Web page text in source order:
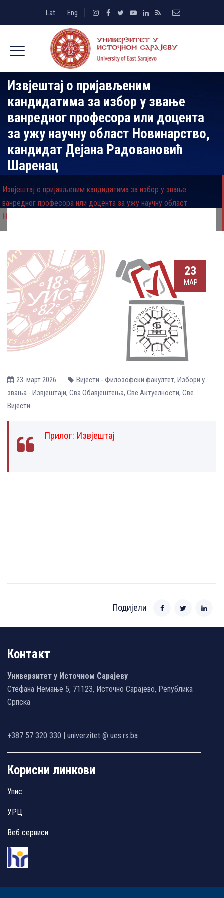
Lat Eng
Извјештај о пријављеним
кандидатима за избор у звање
ванредног професора или доцента
за ужу научну област Новинарство,
кандидат Дејана Радовановић
Шаренац
Извјештај о пријављеним кандидатима за избор у звање
ванредног професора или доцента за ужу научну област
Новинарство, кандидат Дејана Радовановић Шаренац
23
МАР
23. март 2026. Вијести - Филозофски факултет, Избори у
звања - Извјештаји, Сва Обавјештења, Све Aктуелности, Све
Вијести
Прилог: Извјештај
Подијели
Контакт
Универзитет у Источном Сарајеву
Стефана Немање 5, 71123, Источно Сарајево, Република
Српска
+387 57 320 330 | univerzitet @ ues.rs.ba
Корисни линкови
Упис
УРЦ
Веб сервиси